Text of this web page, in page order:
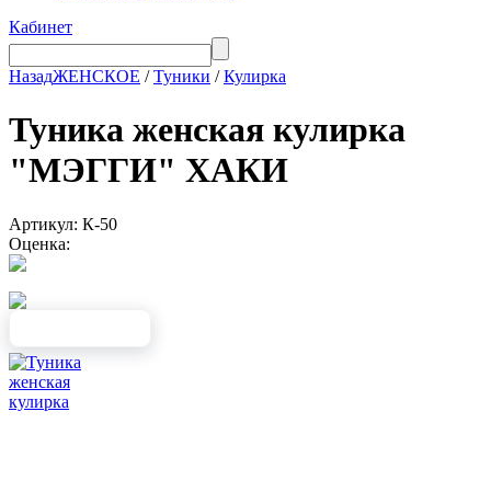
Кабинет
НазадЖЕНСКОЕ /Туники /Кулирка
Туника женская кулирка
"МЭГГИ" ХАКИ
Артикул: К-50
Оценка: